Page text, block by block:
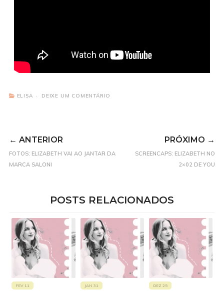
ELISA DEIXE UM COMENTÁRIO
← ANTERIOR
FOTOS: ELIZABETH VAI AO JANTAR DA
MARCA SALONI
PRÓXIMO →
SCREENCAPS: ELIZABETH NO
2×02 DE YOU
POSTS RELACIONADOS
FEV 11 JAN 31 DEZ 25